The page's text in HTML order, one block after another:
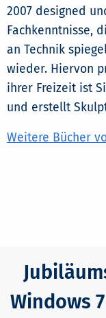
2007 designed
Fachkenntnisse,
an Technik
wieder. Hiervon
ihrer Freizeit ist
und erstellt
Weitere Bücher
Windows